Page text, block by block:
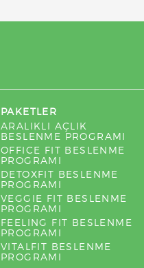
PAKETLER
ARALIKLI AÇLIK
BESLENME PROGRAMI
OFFICE FIT BESLENME
PROGRAMI
DETOXFIT BESLENME
PROGRAMI
VEGGIE FIT BESLENME
PROGRAMI
FEELING FIT BESLENME
PROGRAMI
VITALFIT BESLENME
PROGRAMI